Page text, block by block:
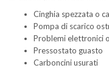
Cinghia spezzata o
Pompa di scarico
Problemi elettronici
Pressostato guasto
Carboncini usurati